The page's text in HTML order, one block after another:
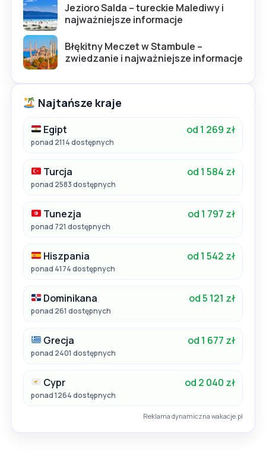
Jezioro Salda – tureckie Malediwy i
najważniejsze informacje
Błękitny Meczet w Stambule –
zwiedzanie i najważniejsze informacje
Najtańsze kraje
Egipt od 1 269 zł
ponad 2114 dostępnych
Turcja od 1 584 zł
ponad 2583 dostępnych
Tunezja od 1 797 zł
ponad 721 dostępnych
Hiszpania od 1 542 zł
ponad 4174 dostępnych
Dominikana od 5 121 zł
ponad 261 dostępnych
Grecja od 1 677 zł
ponad 2401 dostępnych
Cypr od 2 040 zł
ponad 1264 dostępnych
Reklama dynamiczna wakacje.pl